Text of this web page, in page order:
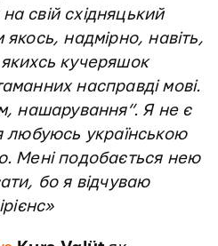
свій східняцький
надмірно, навіть,
кучеряшок
насправді мові.
нашарування”. Я не є
любуюсь українською
Мені подобається нею
бо я відчуваю